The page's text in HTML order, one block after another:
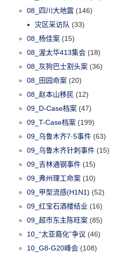
08_四川大地震 (146)
灾区采访队 (33)
08_杨佳案 (15)
08_渥太华413集会 (18)
08_灰狗巴士割头案 (36)
08_田园命案 (20)
08_赵本山移民 (12)
09_D-Case档案 (47)
09_T-Case档案 (199)
09_乌鲁木齐7·5事件 (63)
09_乌鲁木齐针刺事件 (15)
09_吉林通钢事件 (15)
09_弗州理工命案 (10)
09_甲型流感(H1N1) (52)
09_红宝石酒楼结业 (16)
09_超市东主陈旺案 (85)
10_“太亚裔化”争议 (46)
10_G8-G20峰会 (108)